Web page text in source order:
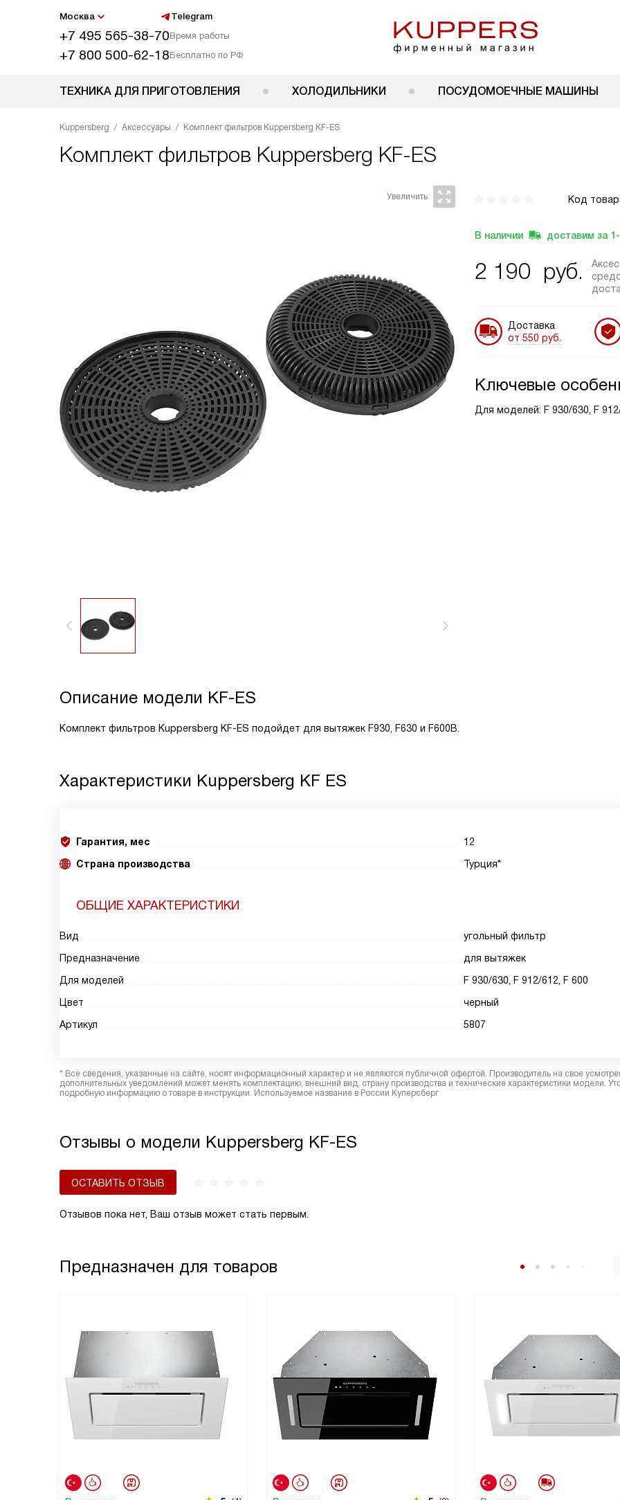
Москва Telegram
+7 495 565-38-70Время работы
+7 800 500-62-18Бесплатно по РФ
ТЕХНИКА ДЛЯ ПРИГОТОВЛЕНИЯ ХОЛОДИЛЬНИКИ ПОСУДОМОЕЧНЫЕ МАШИНЫ
Kuppersberg Аксессуары Комплект фильтров Kuppersberg KF-ES
Комплект фильтров Kuppersberg KF-ES
Код
В наличии доставим за
2 190 руб.
Доставка
от 550 руб.
Ключевые
Для моделей: F 930/630, F
Описание модели KF-ES
Комплект фильтров Kuppersberg KF-ES подойдет для вытяжек F930, F630 и F600B.
Характеристики Kuppersberg KF ES
Гарантия, мес
12
Страна производства
Турция*
ОБЩИЕ ХАРАКТЕРИСТИКИ
Вид
угольный фильтр
Предназначение
для вытяжек
Для моделей
F 930/630, F 912/612, F 600
Цвет
черный
Артикул
5807
* Все сведения, указанные на сайте, носят информационный характер и не являются публичной офертой. Производитель на свое
дополнительных уведомлений может менять комплектацию, внешний вид, страну производства и технические характеристики модели.
подробную информацию о товаре в инструкции. Используемое название в России Куперсберг
Отзывы о модели Kuppersberg KF-ES
ОСТАВИТЬ ОТЗЫВ
Отзывов пока нет, Ваш отзыв может стать первым.
Предназначен для товаров